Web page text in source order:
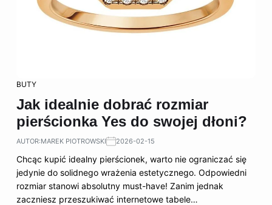
BUTY
Jak idealnie dobrać rozmiar
pierścionka Yes do swojej dłoni?
AUTOR:MAREK PIOTROWSKI 2026-02-15
Chcąc kupić idealny pierścionek, warto nie ograniczać się
jedynie do solidnego wrażenia estetycznego. Odpowiedni
rozmiar stanowi absolutny must-have! Zanim jednak
zaczniesz przeszukiwać internetowe tabele…